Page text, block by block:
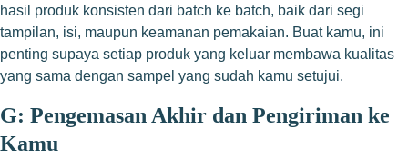
hasil produk konsisten dari batch ke batch, baik dari segi
tampilan, isi, maupun keamanan pemakaian. Buat kamu, ini
penting supaya setiap produk yang keluar membawa kualitas
yang sama dengan sampel yang sudah kamu setujui.
G: Pengemasan Akhir dan Pengiriman ke
Kamu